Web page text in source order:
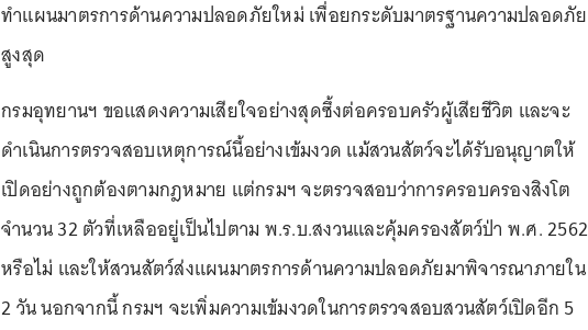
ทำแผนมาตรการด้านความปลอดภัยใหม่ เพื่อยกระดับมาตรฐานความปลอดภัย
สูงสุด
กรมอุทยานฯ ขอแสดงความเสียใจอย่างสุดซึ้งต่อครอบครัวผู้เสียชีวิต และจะ
ดำเนินการตรวจสอบเหตุการณ์นี้อย่างเข้มงวด แม้สวนสัตว์จะได้รับอนุญาตให้
เปิดอย่างถูกต้องตามกฎหมาย แต่กรมฯ จะตรวจสอบว่าการครอบครองสิงโต
จำนวน 32 ตัวที่เหลืออยู่เป็นไปตาม พ.ร.บ.สงวนและคุ้มครองสัตว์ป่า พ.ศ. 2562
หรือไม่ และให้สวนสัตว์ส่งแผนมาตรการด้านความปลอดภัยมาพิจารณาภายใน
2 วัน นอกจากนี้ กรมฯ จะเพิ่มความเข้มงวดในการตรวจสอบสวนสัตว์เปิดอีก 5